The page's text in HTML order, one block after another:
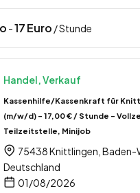
-17Euro / Stunde
Handel, Verkauf
Kassenhilfe/Kassenkraft für
(m/w/d) – 17,00 € / Stunde –
Teilzeitstelle, Minijob
75438 Knittlingen, Baden-
Deutschland
01/08/2026